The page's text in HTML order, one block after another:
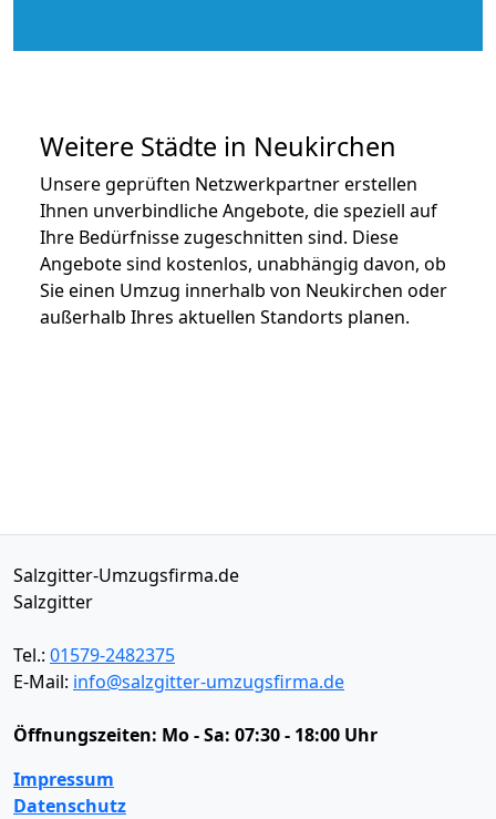
Weitere Städte in Neukirchen
Unsere geprüften Netzwerkpartner erstellen
Ihnen unverbindliche Angebote, die speziell auf
Ihre Bedürfnisse zugeschnitten sind. Diese
Angebote sind kostenlos, unabhängig davon, ob
Sie einen Umzug innerhalb von Neukirchen oder
außerhalb Ihres aktuellen Standorts planen.
Salzgitter-Umzugsfirma.de
Salzgitter
Tel.: 01579-2482375
E-Mail: info@salzgitter-umzugsfirma.de
Öffnungszeiten: Mo - Sa: 07:30 - 18:00 Uhr
Impressum
Datenschutz